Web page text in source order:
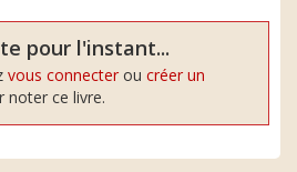
pour l'instant...
vous connecter ou créer un
noter ce livre.